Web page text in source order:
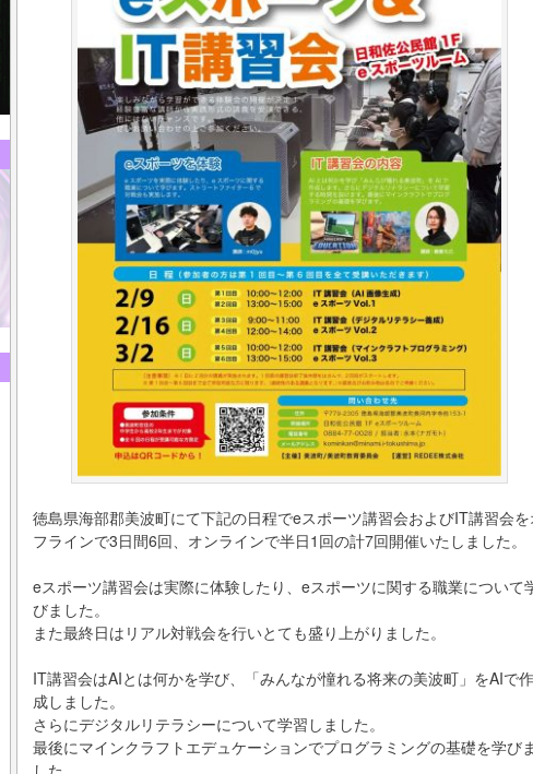
徳島県海部郡美波町にて下記の日程でeスポーツ講習会およびIT講習会を
フラインで3日間6回、オンラインで半日1回の計7回開催いたしました。
eスポーツ講習会は実際に体験したり、eスポーツに関する職業について
びました。
また最終日はリアル対戦会を行いとても盛り上がりました。
IT講習会はAIとは何かを学び、「みんなが憧れる将来の美波町」をAIで作
成しました。
さらにデジタルリテラシーについて学習しました。
最後にマインクラフトエデュケーションでプログラミングの基礎を学びま
した。